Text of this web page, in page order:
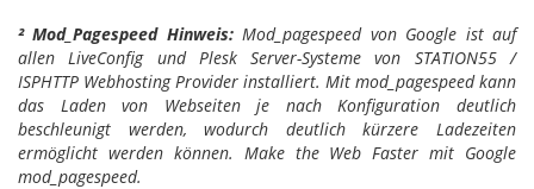
² Mod_Pagespeed Hinweis:Mod_pagespeed von Google ist auf
allen LiveConfig und Plesk Server-Systeme von STATION55 /
ISPHTTP Webhosting Provider installiert. Mit mod_pagespeed kann
das Laden von Webseiten je nach Konfiguration deutlich
beschleunigt werden, wodurch deutlich kürzere Ladezeiten
ermöglicht werden können. Make the Web Faster mit Google
mod_pagespeed.